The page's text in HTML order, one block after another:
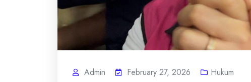
Admin February 27, 2026 Hukum